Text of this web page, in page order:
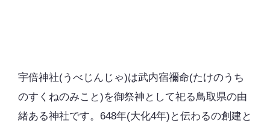
宇倍神社(うべじんじゃ)は武内宿禰命(たけのうち
のすくねのみこと)を御祭神として祀る鳥取県の由
緒ある神社です。648年(大化4年)と伝わるの創建と